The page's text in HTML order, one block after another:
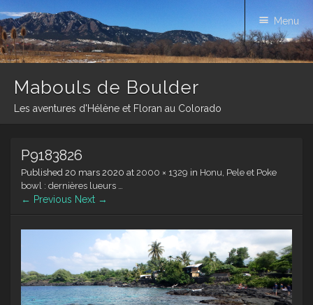
Mabouls de Boulder
Les aventures d'Hélène et Floran au Colorado
Menu
content
P9183826
Published 20 mars 2020 at 2000 × 1329 in Honu, Pele et Poke
bowl : dernières lueurs …
← Previous Next →